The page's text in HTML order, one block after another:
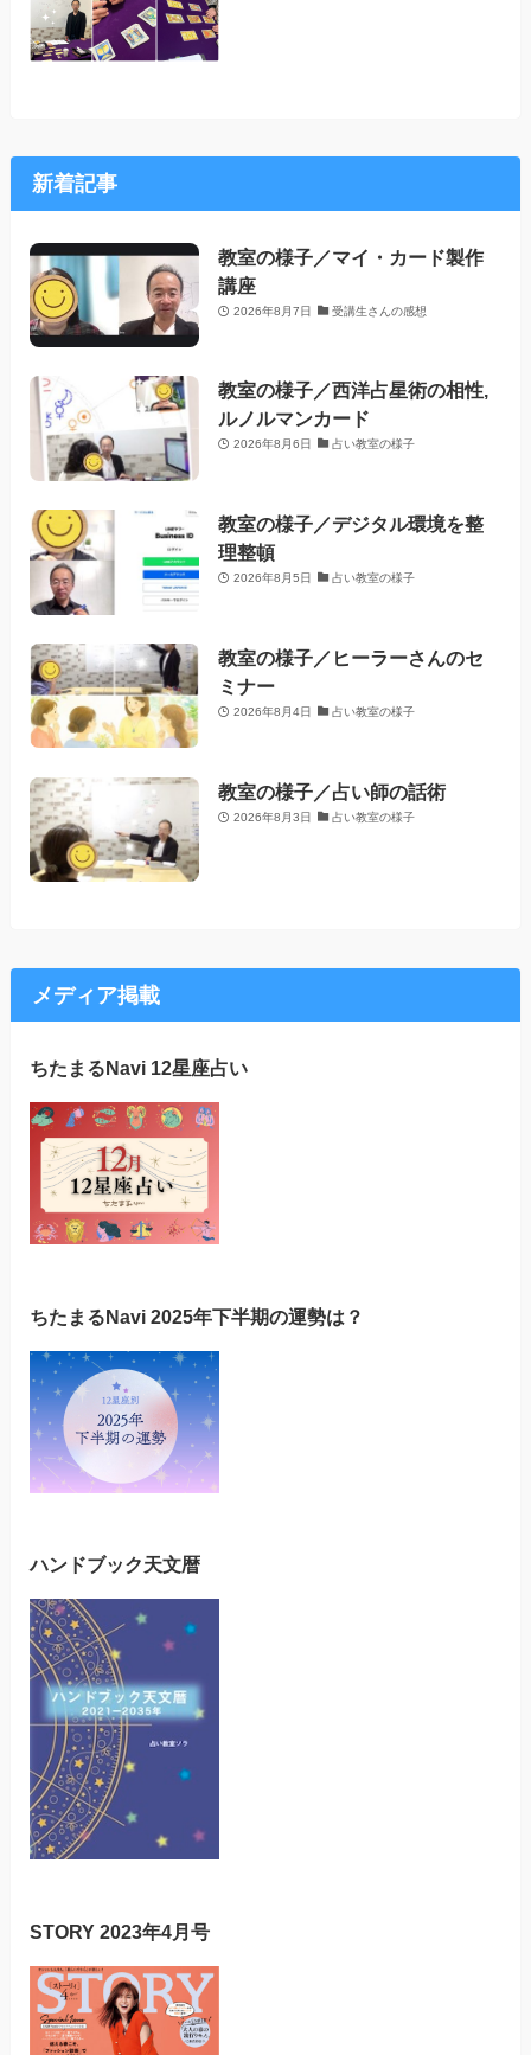
新着記事
教室の様子／マイ・カード製作
講座
2026年8月7日 受講生さんの感想
教室の様子／西洋占星術の相性,
ルノルマンカード
2026年8月6日 占い教室の様子
教室の様子／デジタル環境を整
理整頓
2026年8月5日 占い教室の様子
教室の様子／ヒーラーさんのセ
ミナー
2026年8月4日 占い教室の様子
教室の様子／占い師の話術
2026年8月3日 占い教室の様子
メディア掲載
ちたまるNavi 12星座占い
ちたまるNavi 2025年下半期の運勢は？
ハンドブック天文暦
STORY 2023年4月号